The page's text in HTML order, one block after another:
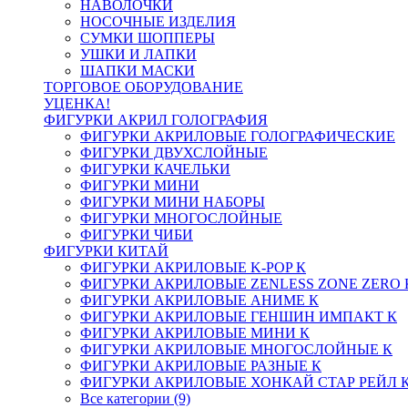
НАВОЛОЧКИ
НОСОЧНЫЕ ИЗДЕЛИЯ
СУМКИ ШОППЕРЫ
УШКИ И ЛАПКИ
ШАПКИ МАСКИ
ТОРГОВОЕ ОБОРУДОВАНИЕ
УЦЕНКА!
ФИГУРКИ АКРИЛ ГОЛОГРАФИЯ
ФИГУРКИ АКРИЛОВЫЕ ГОЛОГРАФИЧЕСКИЕ
ФИГУРКИ ДВУХСЛОЙНЫЕ
ФИГУРКИ КАЧЕЛЬКИ
ФИГУРКИ МИНИ
ФИГУРКИ МИНИ НАБОРЫ
ФИГУРКИ МНОГОСЛОЙНЫЕ
ФИГУРКИ ЧИБИ
ФИГУРКИ КИТАЙ
ФИГУРКИ АКРИЛОВЫЕ K-POP К
ФИГУРКИ АКРИЛОВЫЕ ZENLESS ZONE ZERO
ФИГУРКИ АКРИЛОВЫЕ АНИМЕ К
ФИГУРКИ АКРИЛОВЫЕ ГЕНШИН ИМПАКТ К
ФИГУРКИ АКРИЛОВЫЕ МИНИ К
ФИГУРКИ АКРИЛОВЫЕ МНОГОСЛОЙНЫЕ К
ФИГУРКИ АКРИЛОВЫЕ РАЗНЫЕ К
ФИГУРКИ АКРИЛОВЫЕ ХОНКАЙ СТАР РЕЙЛ
Все категории (9)